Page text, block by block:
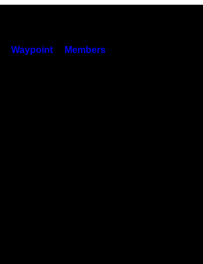
Waypoint Members